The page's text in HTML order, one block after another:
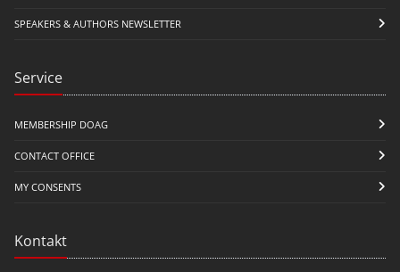
SPEAKERS & AUTHORS NEWSLETTER
Service
MEMBERSHIP DOAG
CONTACT OFFICE
MY CONSENTS
Kontakt